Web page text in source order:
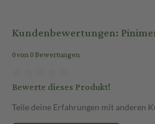
Kundenbewertungen:
0 von 0 Bewertungen
Bewerte dieses Produkt!
Teile deine Erfahrungen mit anderen